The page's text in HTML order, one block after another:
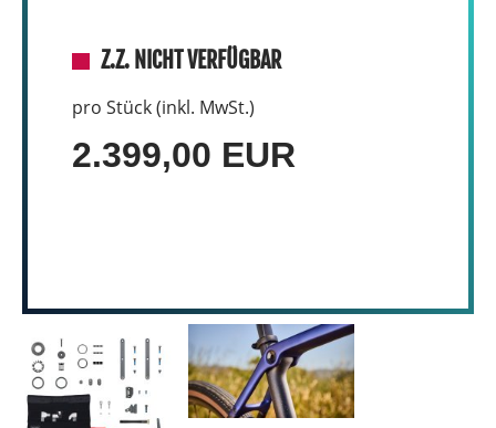
Z.Z. NICHT VERFÜGBAR
pro Stück (inkl. MwSt.)
2.399,00 EUR